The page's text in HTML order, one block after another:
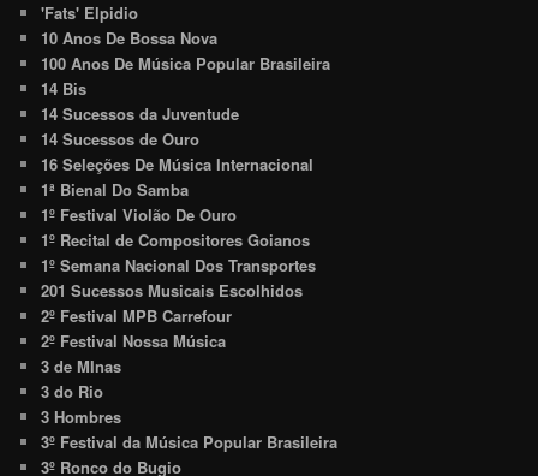
'Fats' Elpidio
10 Anos De Bossa Nova
100 Anos De Música Popular Brasileira
14 Bis
14 Sucessos da Juventude
14 Sucessos de Ouro
16 Seleções De Música Internacional
1ª Bienal Do Samba
1º Festival Violão De Ouro
1º Recital de Compositores Goianos
1º Semana Nacional Dos Transportes
201 Sucessos Musicais Escolhidos
2º Festival MPB Carrefour
2º Festival Nossa Música
3 de MInas
3 do Rio
3 Hombres
3º Festival da Música Popular Brasileira
3º Ronco do Bugio